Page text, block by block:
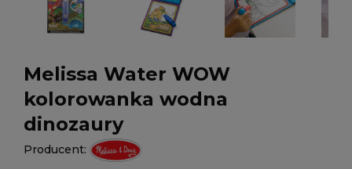
Melissa Water WOW
kolorowanka wodna
dinozaury
Producent: